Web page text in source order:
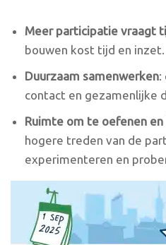
Meer participatie vraagt
bouwen kost tijd en inzet.
Duurzaam samenwerken:
contact en gezamenlijke
Ruimte om te oefenen en
hogere treden van de
experimenteren en